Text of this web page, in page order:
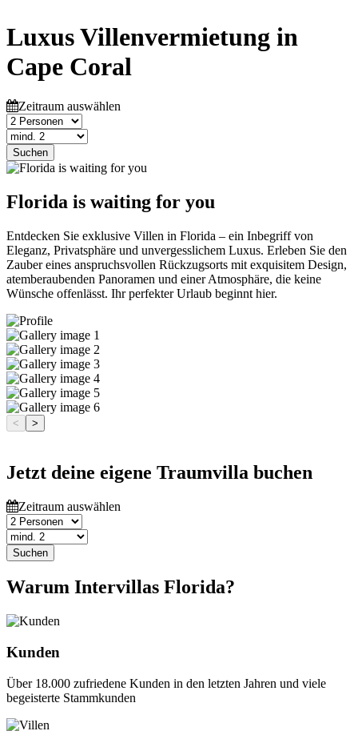
Luxus Villenvermietung in
Cape Coral
Zeitraum auswählen
Suchen
Florida is waiting for you
Entdecken Sie exklusive Villen in Florida – ein Inbegriff von
Eleganz, Privatsphäre und unvergesslichem Luxus. Erleben Sie den
Zauber eines anspruchsvollen Rückzugsorts mit exquisitem Design,
atemberaubenden Panoramen und einer Atmosphäre, die keine
Wünsche offenlässt. Ihr perfekter Urlaub beginnt hier.
< >
Jetzt deine eigene Traumvilla buchen
Zeitraum auswählen
Suchen
Warum Intervillas Florida?
Kunden
Über 18.000 zufriedene Kunden in den letzten Jahren und viele
begeisterte Stammkunden